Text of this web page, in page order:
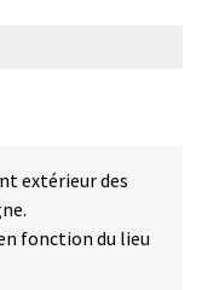
extérieur des
fonction du lieu